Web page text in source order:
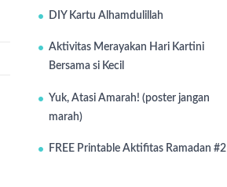
DIY Kartu Alhamdulillah
Aktivitas Merayakan Hari Kartini
Bersama si Kecil
Yuk, Atasi Amarah! (poster jangan
marah)
FREE Printable Aktifitas Ramadan #2